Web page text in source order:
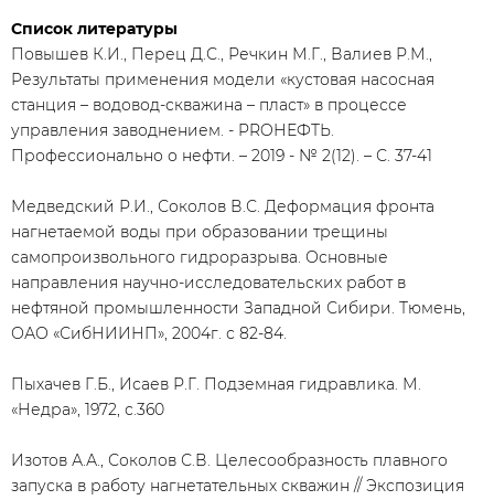
Список литературы
Повышев К.И., Перец Д.С., Речкин М.Г., Валиев Р.М.,
Результаты применения модели «кустовая насосная
станция – водовод-скважина – пласт» в процессе
управления заводнением. - PROНЕФТЬ.
Профессионально о нефти. – 2019 - № 2(12). – С. 37-41
Медведский Р.И., Соколов В.С. Деформация фронта
нагнетаемой воды при образовании трещины
самопроизвольного гидроразрыва. Основные
направления научно-исследовательских работ в
нефтяной промышленности Западной Сибири. Тюмень,
ОАО «СибНИИНП», 2004г. с 82-84.
Пыхачев Г.Б., Исаев Р.Г. Подземная гидравлика. М.
«Недра», 1972, с.360
Изотов А.А., Соколов С.В. Целесообразность плавного
запуска в работу нагнетательных скважин // Экспозиция